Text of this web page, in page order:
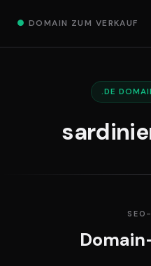
● DOMAIN ZUM VERKAUF
.DE